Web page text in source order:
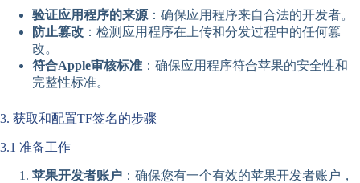
验证应用程序的来源 ：确保应用程序来自合法的开发者。
防止篡改 ：检测应用程序在上传和分发过程中的任何篡
改。
符合Apple审核标准 ：确保应用程序符合苹果的安全性和
完整性标准。
3. 获取和配置TF签名的步骤
3.1 准备工作
苹果开发者账户 ：确保您有一个有效的苹果开发者账户，